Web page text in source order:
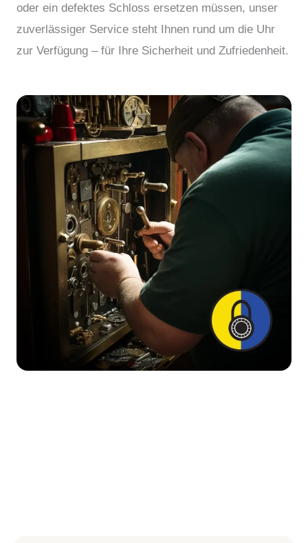
oder ein defektes Schloss ersetzen müssen, unser
zuverlässiger Service steht Ihnen rund um die Uhr
zur Verfügung – für Ihre Sicherheit und Zufriedenheit.